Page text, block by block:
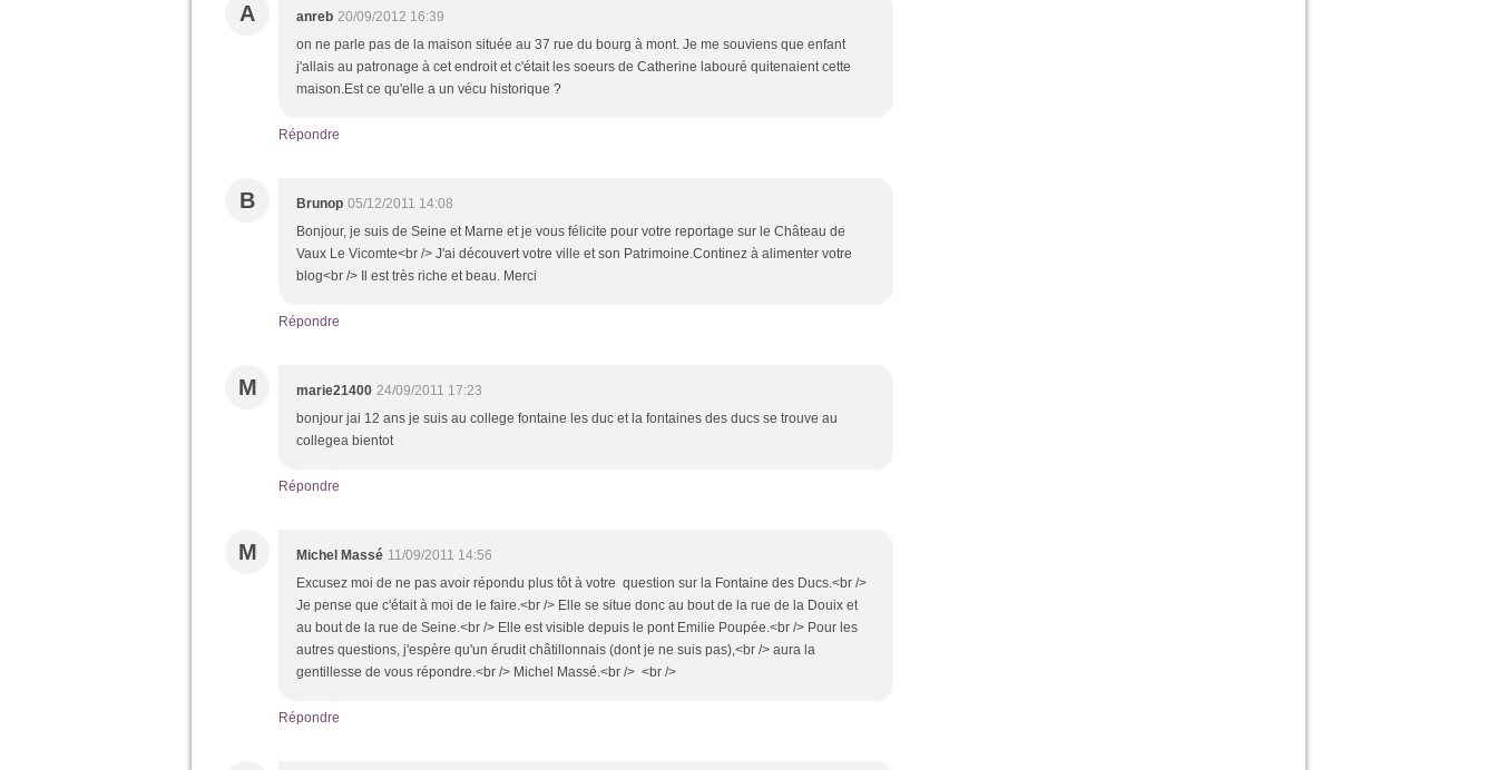
A anreb 20/09/2012 16:39
on ne parle pas de la maison située au 37 rue du bourg à mont. Je me souviens que enfant
j'allais au patronage à cet endroit et c'était les soeurs de Catherine labouré quitenaient cette
maison.Est ce qu'elle a un vécu historique ?
Répondre
B Brunop 05/12/2011 14:08
Bonjour, je suis de Seine et Marne et je vous félicite pour votre reportage sur le Château de
Vaux Le Vicomte<br /> J'ai découvert votre ville et son Patrimoine.Continez à alimenter votre
blog<br /> Il est très riche et beau. Merci
Répondre
M marie21400 24/09/2011 17:23
bonjour jai 12 ans je suis au college fontaine les duc et la fontaines des ducs se trouve au
collegea bientot
Répondre
M Michel Massé 11/09/2011 14:56
Excusez moi de ne pas avoir répondu plus tôt à votre question sur la Fontaine des Ducs.<br />
Je pense que c'était à moi de le faire.<br /> Elle se situe donc au bout de la rue de la Douix et
au bout de la rue de Seine.<br /> Elle est visible depuis le pont Emilie Poupée.<br /> Pour les
autres questions, j'espère qu'un érudit châtillonnais (dont je ne suis pas),<br /> aura la
gentillesse de vous répondre.<br /> Michel Massé.<br /> <br />
Répondre